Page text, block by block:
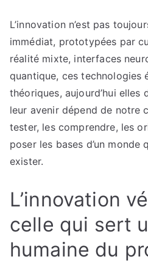
L’innovation n’est pas
immédiat, prototypées par
réalité mixte, interfaces
quantique, ces technologies
théoriques, aujourd’hui elles
leur avenir dépend de notre
tester, les comprendre, les
poser les bases d’un monde
exister.
L’innovation
celle qui sert
humaine du